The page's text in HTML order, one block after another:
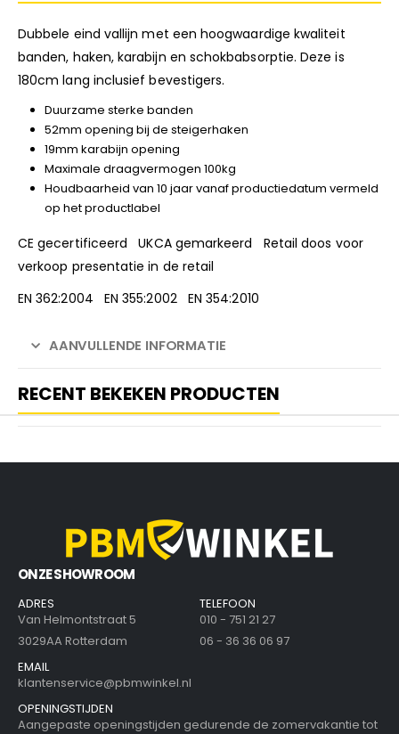
Dubbele eind vallijn met een hoogwaardige kwaliteit
banden, haken, karabijn en schokbabsorptie. Deze is
180cm lang inclusief bevestigers.
Duurzame sterke banden
52mm opening bij de steigerhaken
19mm karabijn opening
Maximale draagvermogen 100kg
Houdbaarheid van 10 jaar vanaf productiedatum vermeld
op het productlabel
CE gecertificeerd UKCA gemarkeerd Retail doos voor
verkoop presentatie in de retail
EN 362:2004 EN 355:2002 EN 354:2010
AANVULLENDE INFORMATIE
RECENT BEKEKEN PRODUCTEN
ONZE SHOWROOM
ADRES
Van Helmontstraat 5
3029AA Rotterdam
TELEFOON
010 - 751 21 27
06 - 36 36 06 97
EMAIL
klantenservice@pbmwinkel.nl
OPENINGSTIJDEN
Aangepaste openingstijden gedurende de zomervakantie tot